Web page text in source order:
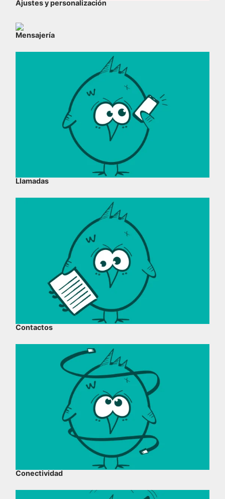
Ajustes y personalización
Mensajería
Llamadas
Contactos
Conectividad